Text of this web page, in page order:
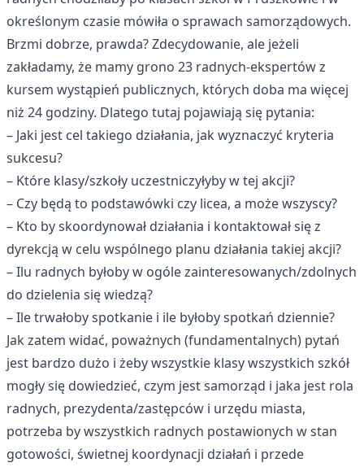
określonym czasie mówiła o sprawach samorządowych.
Brzmi dobrze, prawda? Zdecydowanie, ale jeżeli
zakładamy, że mamy grono 23 radnych-ekspertów z
kursem wystąpień publicznych, których doba ma więcej
niż 24 godziny. Dlatego tutaj pojawiają się pytania:
– Jaki jest cel takiego działania, jak wyznaczyć kryteria
sukcesu?
– Które klasy/szkoły uczestniczyłyby w tej akcji?
– Czy będą to podstawówki czy licea, a może wszyscy?
– Kto by skoordynował działania i kontaktował się z
dyrekcją w celu wspólnego planu działania takiej akcji?
– Ilu radnych byłoby w ogóle zainteresowanych/zdolnych
do dzielenia się wiedzą?
– Ile trwałoby spotkanie i ile byłoby spotkań dziennie?
Jak zatem widać, poważnych (fundamentalnych) pytań
jest bardzo dużo i żeby wszystkie klasy wszystkich szkół
mogły się dowiedzieć, czym jest samorząd i jaka jest rola
radnych, prezydenta/zastępców i urzędu miasta,
potrzeba by wszystkich radnych postawionych w stan
gotowości, świetnej koordynacji działań i przede